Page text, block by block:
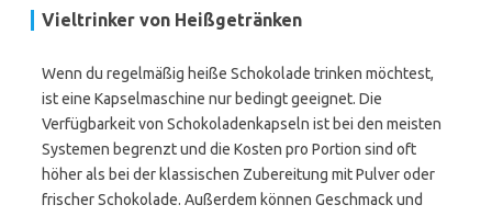
Vieltrinker von Heißgetränken
Wenn du regelmäßig heiße Schokolade trinken möchtest,
ist eine Kapselmaschine nur bedingt geeignet. Die
Verfügbarkeit von Schokoladenkapseln ist bei den meisten
Systemen begrenzt und die Kosten pro Portion sind oft
höher als bei der klassischen Zubereitung mit Pulver oder
frischer Schokolade. Außerdem können Geschmack und